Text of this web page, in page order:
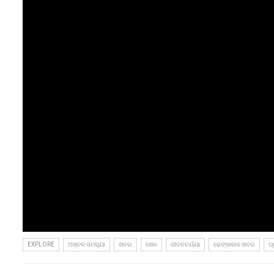
EXPLORE ଅଞ୍ଚଳ ସମସ୍ୟା ଖବର ଖେଳ ଜୀବନଚର୍ଯ୍ୟା ଢେଙ୍କାନାଳ ଖବର